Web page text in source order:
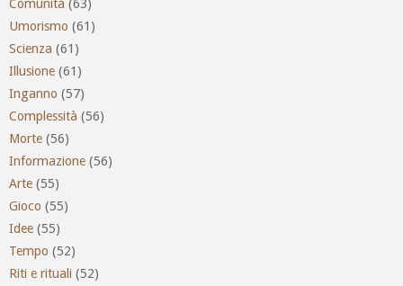
Comunità (63)
Umorismo (61)
Scienza (61)
Illusione (61)
Inganno (57)
Complessità (56)
Morte (56)
Informazione (56)
Arte (55)
Gioco (55)
Idee (55)
Tempo (52)
Riti e rituali (52)